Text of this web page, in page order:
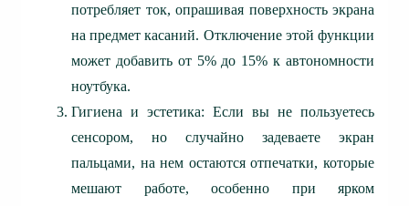
потребляет ток, опрашивая поверхность экрана
на предмет касаний. Отключение этой функции
может добавить от 5% до 15% к автономности
ноутбука.
Гигиена и эстетика: Если вы не пользуетесь
сенсором, но случайно задеваете экран
пальцами, на нем остаются отпечатки, которые
мешают работе, особенно при ярком